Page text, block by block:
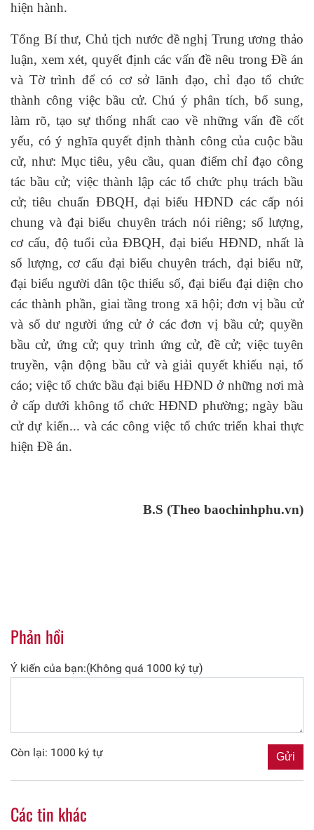
hiện hành.
Tổng Bí thư, Chủ tịch nước đề nghị Trung ương thảo
luận, xem xét, quyết định các vấn đề nêu trong Đề án
và Tờ trình để có cơ sở lãnh đạo, chỉ đạo tổ chức
thành công việc bầu cử. Chú ý phân tích, bổ sung,
làm rõ, tạo sự thống nhất cao về những vấn đề cốt
yếu, có ý nghĩa quyết định thành công của cuộc bầu
cử, như: Mục tiêu, yêu cầu, quan điểm chỉ đạo công
tác bầu cử; việc thành lập các tổ chức phụ trách bầu
cử; tiêu chuẩn ĐBQH, đại biểu HĐND các cấp nói
chung và đại biểu chuyên trách nói riêng; số lượng,
cơ cấu, độ tuổi của ĐBQH, đại biểu HĐND, nhất là
số lượng, cơ cấu đại biểu chuyên trách, đại biểu nữ,
đại biểu người dân tộc thiểu số, đại biểu đại diện cho
các thành phần, giai tầng trong xã hội; đơn vị bầu cử
và số dư người ứng cử ở các đơn vị bầu cử; quyền
bầu cử, ứng cử; quy trình ứng cử, đề cử; việc tuyên
truyền, vận động bầu cử và giải quyết khiếu nại, tố
cáo; việc tổ chức bầu đại biểu HĐND ở những nơi mà
ở cấp dưới không tổ chức HĐND phường; ngày bầu
cử dự kiến... và các công việc tổ chức triển khai thực
hiện Đề án.
B.S (Theo baochinhphu.vn)
Phản hồi
Ý kiến của bạn:(Không quá 1000 ký tự)
Còn lại: 1000 ký tự
Các tin khác